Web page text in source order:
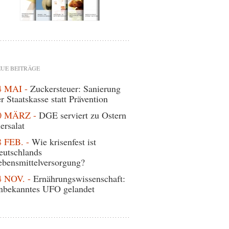
BEITRÄGE
MAI - Zuckersteuer: Sanierung
Staatskasse statt Prävention
MÄRZ - DGE serviert zu Ostern
FEB. - Wie krisenfest ist
NOV. - Ernährungswissenschaft:
UFO gelandet